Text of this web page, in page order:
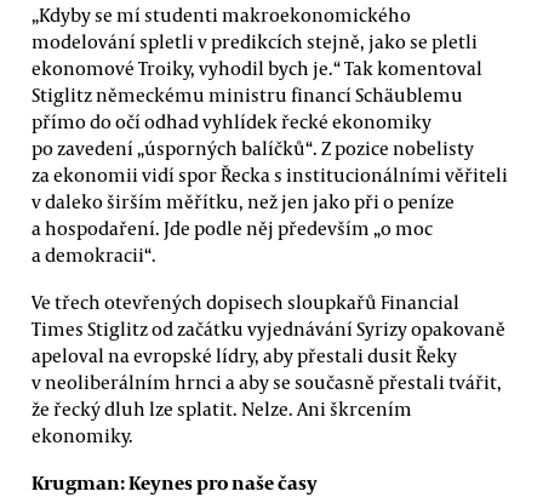
„Kdyby se mí studenti makroekonomického
modelování spletli v predikcích stejně, jako se pletli
ekonomové Troiky, vyhodil bych je.“ Tak komentoval
Stiglitz německému ministru financí Schäublemu
přímo do očí odhad vyhlídek řecké ekonomiky
po zavedení „úsporných balíčků“. Z pozice nobelisty
za ekonomii vidí spor Řecka s institucionálními věřiteli
v daleko širším měřítku, než jen jako při o peníze
a hospodaření. Jde podle něj především „o moc
a demokracii“.
Ve třech otevřených dopisech sloupkařů Financial
Times Stiglitz od začátku vyjednávání Syrizy opakovaně
apeloval na evropské lídry, aby přestali dusit Řeky
v neoliberálním hrnci a aby se současně přestali tvářit,
že řecký dluh lze splatit. Nelze. Ani škrcením
ekonomiky.
Krugman: Keynes pro naše časy